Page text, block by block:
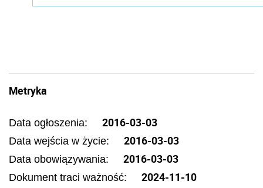
Metryka
Data ogłoszenia: 2016-03-03
Data wejścia w życie: 2016-03-03
Data obowiązywania: 2016-03-03
Dokument traci ważność: 2024-11-10